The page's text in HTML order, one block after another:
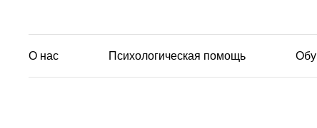
О нас Психологическая помощь